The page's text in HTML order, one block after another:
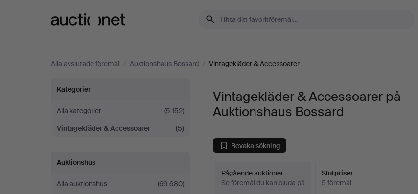
Alla avslutade föremål / Auktionshaus Bossard / Vintagekläder & Accessoarer
Vintagekläder
&
Accessoarer
på
Auktionshaus
Kategorier
Alla kategorier
(5 152)
Vintagekläder & Accessoarer
(5)
Auktionshus
Alla auktionshus
(69 680)
Vintagekläder & Accessoarer på
Auktionshaus Bossard
Bevaka sökning
Pågående auktioner
Se föremål du kan bjuda på
Slutpriser
5 föremål